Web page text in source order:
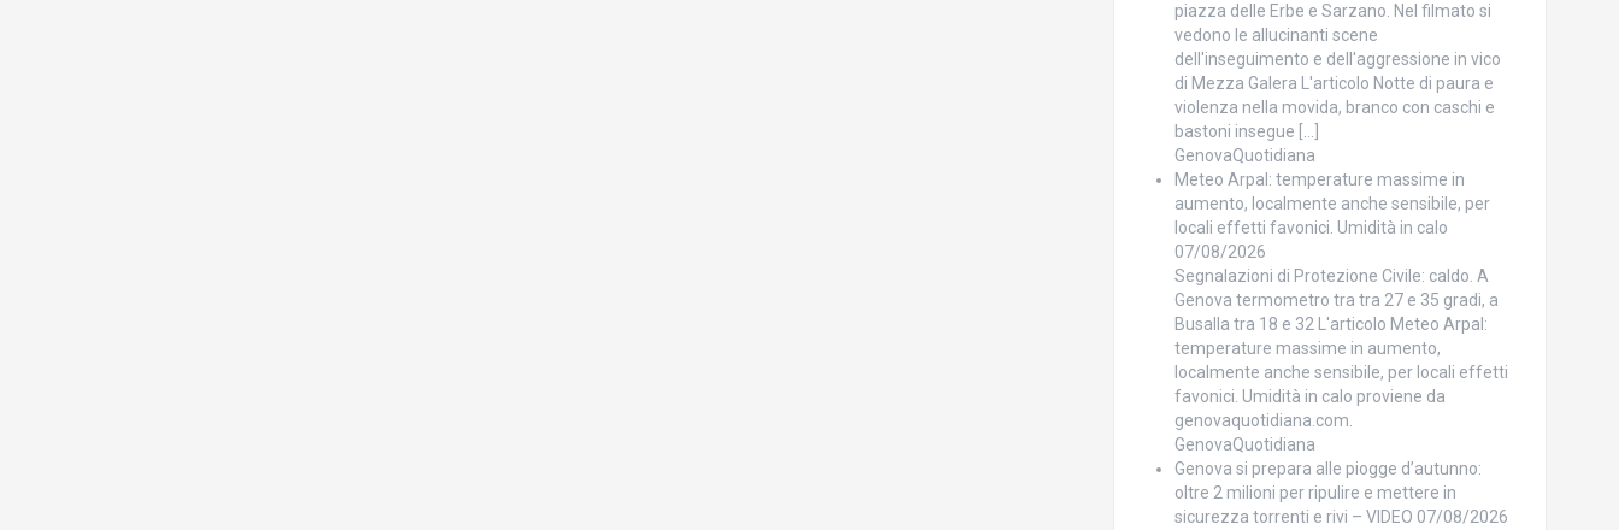
piazza delle Erbe e Sarzano. Nel filmato si
vedono le allucinanti scene
dell'inseguimento e dell'aggressione in vico
di Mezza Galera L'articolo Notte di paura e
violenza nella movida, branco con caschi e
bastoni insegue […]
GenovaQuotidiana
Meteo Arpal: temperature massime in
aumento, localmente anche sensibile, per
locali effetti favonici. Umidità in calo
07/08/2026
Segnalazioni di Protezione Civile: caldo. A
Genova termometro tra tra 27 e 35 gradi, a
Busalla tra 18 e 32 L'articolo Meteo Arpal:
temperature massime in aumento,
localmente anche sensibile, per locali effetti
favonici. Umidità in calo proviene da
genovaquotidiana.com.
GenovaQuotidiana
Genova si prepara alle piogge d’autunno:
oltre 2 milioni per ripulire e mettere in
sicurezza torrenti e rivi – VIDEO 07/08/2026